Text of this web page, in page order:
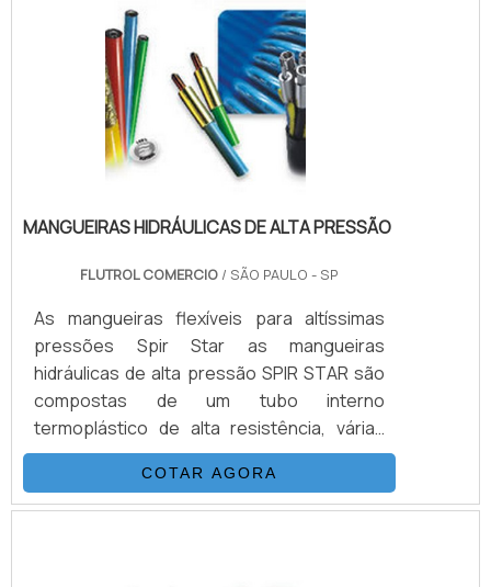
flexibilidade. Resistência a pressões
externas.DETALHES PARA SER
DESTACADOS SOBRE O PRODUTOAs
conexões de mangueiras são
importantíssimas para conec.
MANGUEIRAS HIDRÁULICAS DE ALTA PRESSÃO
FLUTROL COMERCIO / SÃO PAULO - SP
As mangueiras flexíveis para altíssimas
pressões Spir Star as mangueiras
hidráulicas de alta pressão SPIR STAR são
compostas de um tubo interno
termoplástico de alta resistência, várias
camadas de fio de aço trançados e/ou
espiralados e externamente revestidas
com uma capa de poliamida (nylon) ou
COTAR AGORA